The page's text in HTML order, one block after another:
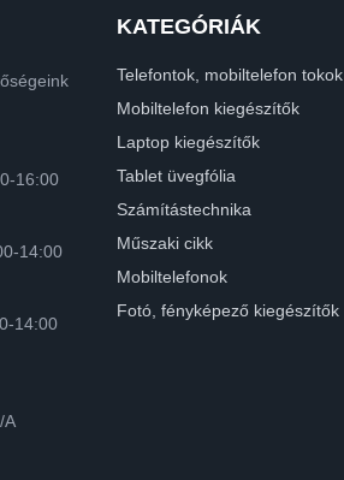
16:00
14:00
14:00
A
KATEGÓRIÁK
Telefontok, mobiltelefon tokok
Mobiltelefon kiegészítők
Laptop kiegészítők
Tablet üvegfólia
Számítástechnika
Műszaki cikk
Mobiltelefonok
Fotó, fényképező kiegészítők